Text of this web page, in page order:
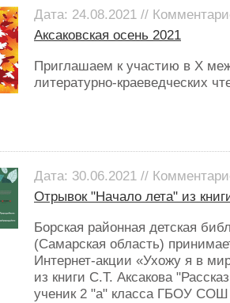
Дата: 24.08.2021 //
Аксаковская осень 2021
Приглашаем к участию в X
литературно-краеведческих
Дата: 30.06.2021 //
Отрывок "Начало лета" из
Борская районная детская
(Самарская область)
Интернет-акции «Ухожу я в
из книги С.Т. Аксакова
ученик 2 "а" класса ГБОУ